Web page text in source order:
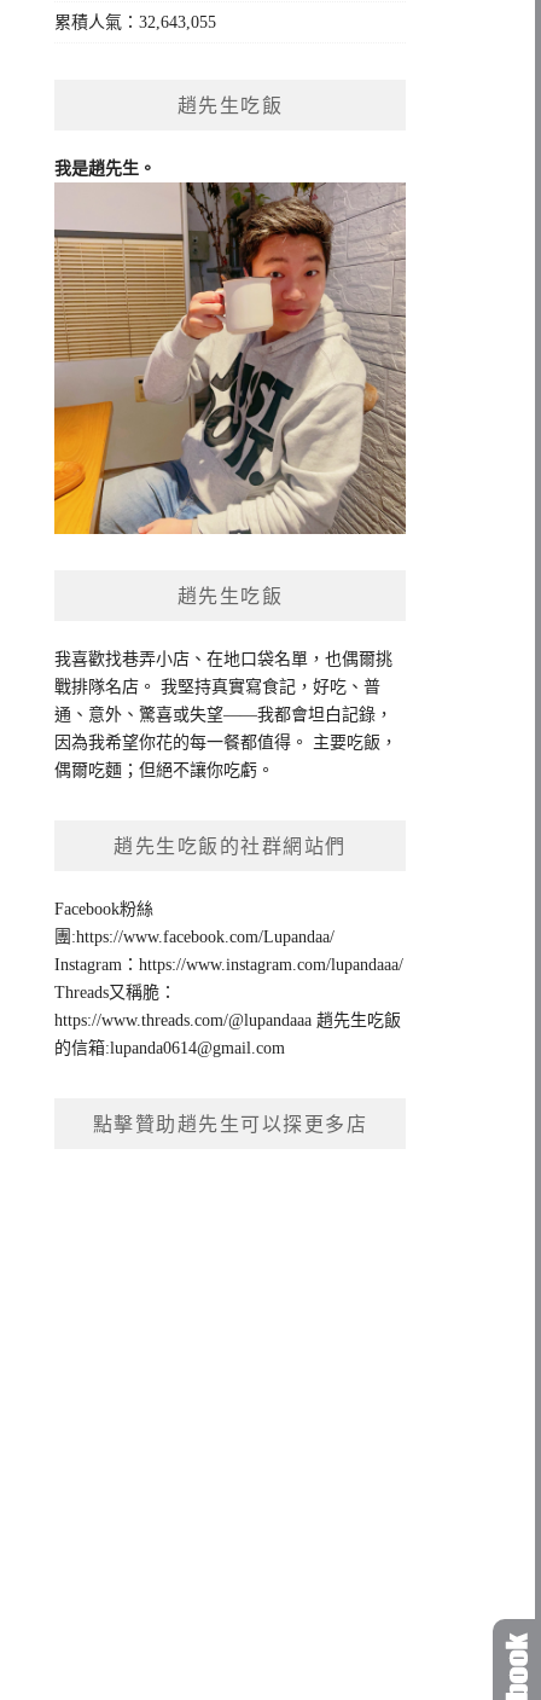
累積人氣：32,643,055
趙先生吃飯
我是趙先生。
趙先生吃飯
我喜歡找巷弄小店、在地口袋名單，也偶爾挑
戰排隊名店。 我堅持真實寫食記，好吃、普
通、意外、驚喜或失望——我都會坦白記錄，
因為我希望你花的每一餐都值得。 主要吃飯，
偶爾吃麵；但絕不讓你吃虧。
趙先生吃飯的社群網站們
Facebook粉絲
團:https://www.facebook.com/Lupandaa/
Instagram：https://www.instagram.com/lupandaaa/
Threads又稱脆：
https://www.threads.com/@lupandaaa 趙先生吃飯
的信箱:lupanda0614@gmail.com
點擊贊助趙先生可以探更多店